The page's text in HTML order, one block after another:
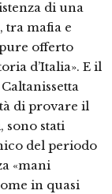
di una
tra mafia e
offerto
d’Italia». E il
di provare il
sono stati
del periodo
«mani
in quasi